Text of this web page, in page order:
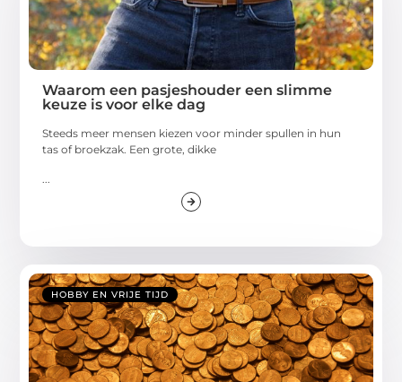
Waarom een pasjeshouder een slimme
keuze is voor elke dag
Steeds meer mensen kiezen voor minder spullen in hun
tas of broekzak. Een grote, dikke
HOBBY EN VRIJE TIJD